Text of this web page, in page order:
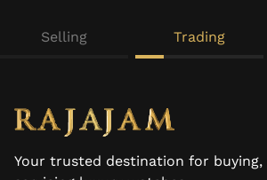
Selling Trading
Your trusted destination for buying,